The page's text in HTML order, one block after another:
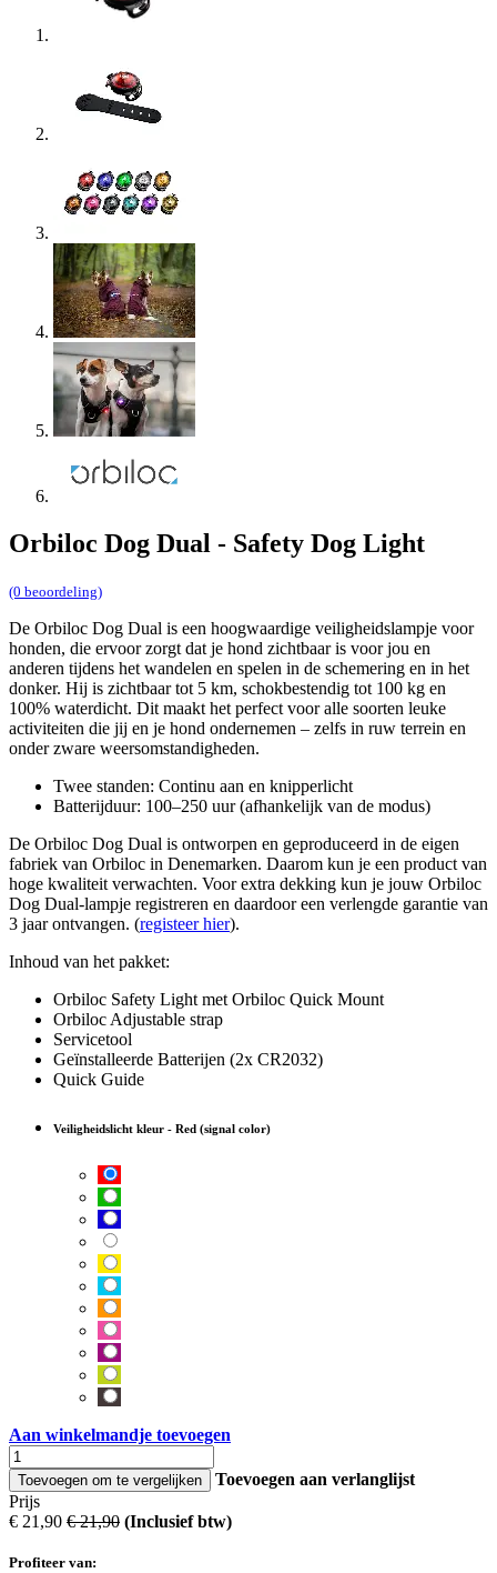
Orbiloc Dog Dual - Safety Dog Light
(0 beoordeling)
De Orbiloc Dog Dual is een hoogwaardige veiligheidslampje voor
honden, die ervoor zorgt dat je hond zichtbaar is voor jou en
anderen tijdens het wandelen en spelen in de schemering en in het
donker. Hij is zichtbaar tot 5 km, schokbestendig tot 100 kg en
100% waterdicht. Dit maakt het perfect voor alle soorten leuke
activiteiten die jij en je hond ondernemen – zelfs in ruw terrein en
onder zware weersomstandigheden.
Twee standen: Continu aan en knipperlicht
Batterijduur: 100–250 uur (afhankelijk van de modus)
De Orbiloc Dog Dual is ontworpen en geproduceerd in de eigen
fabriek van Orbiloc in Denemarken. Daarom kun je een product van
hoge kwaliteit verwachten. Voor extra dekking kun je jouw Orbiloc
Dog Dual-lampje registreren en daardoor een verlengde garantie van
3 jaar ontvangen. (registeer hier).
Inhoud van het pakket:
Orbiloc Safety Light met Orbiloc Quick Mount
Orbiloc Adjustable strap
Servicetool
Geïnstalleerde Batterijen (2x CR2032)
Quick Guide
Veiligheidslicht kleur - Red (signal color)
Aan winkelmandje toevoegen
Toevoegen om te vergelijken
Toevoegen aan verlanglijst
Prijs
€ 21,90 €21,90 (Inclusief btw)
Profiteer van: